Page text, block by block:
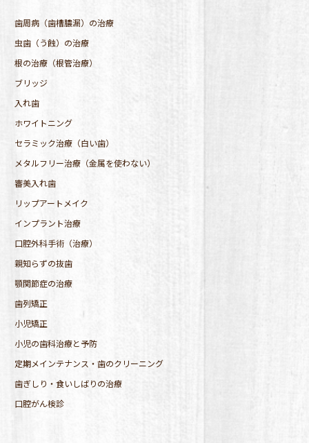
歯周病（歯槽膿漏）の治療
虫歯（う蝕）の治療
根の治療（根管治療）
ブリッジ
入れ歯
ホワイトニング
セラミック治療（白い歯）
メタルフリー治療（金属を使わない）
審美入れ歯
リップアートメイク
インプラント治療
口腔外科手術（治療）
親知らずの抜歯
顎関節症の治療
歯列矯正
小児矯正
小児の歯科治療と予防
定期メインテナンス・歯のクリーニング
歯ぎしり・食いしばりの治療
口腔がん検診